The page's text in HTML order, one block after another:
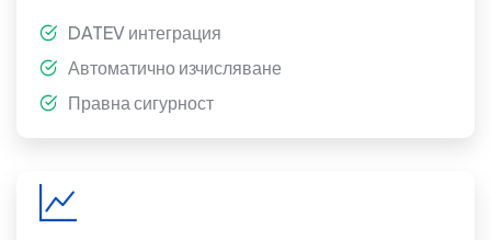
DATEV интеграция
Автоматично изчисляване
Правна сигурност